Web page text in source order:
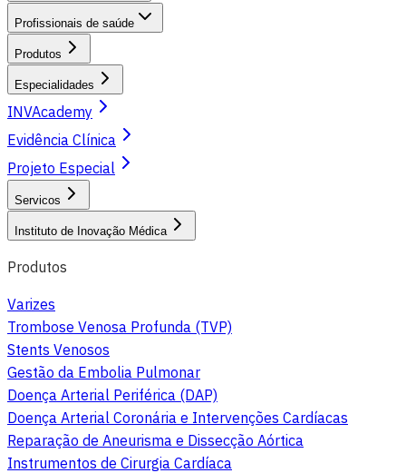
Profissionais de saúde
Produtos
Especialidades
INVAcademy
Evidência Clínica
Projeto Especial
Servicos
Instituto de Inovação Médica
Produtos
Varizes
Trombose Venosa Profunda (TVP)
Stents Venosos
Gestão da Embolia Pulmonar
Doença Arterial Periférica (DAP)
Doença Arterial Coronária e Intervenções Cardíacas
Reparação de Aneurisma e Dissecção Aórtica
Instrumentos de Cirurgia Cardíaca